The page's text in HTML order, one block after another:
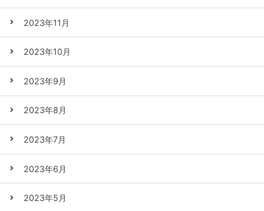
2023年11月
2023年10月
2023年9月
2023年8月
2023年7月
2023年6月
2023年5月